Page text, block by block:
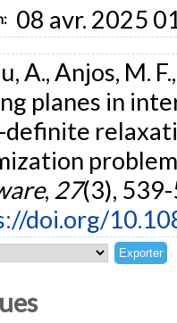
08 avr. 2025
A., Anjos, M.
planes in
definite
, 27(3),
doi.org/